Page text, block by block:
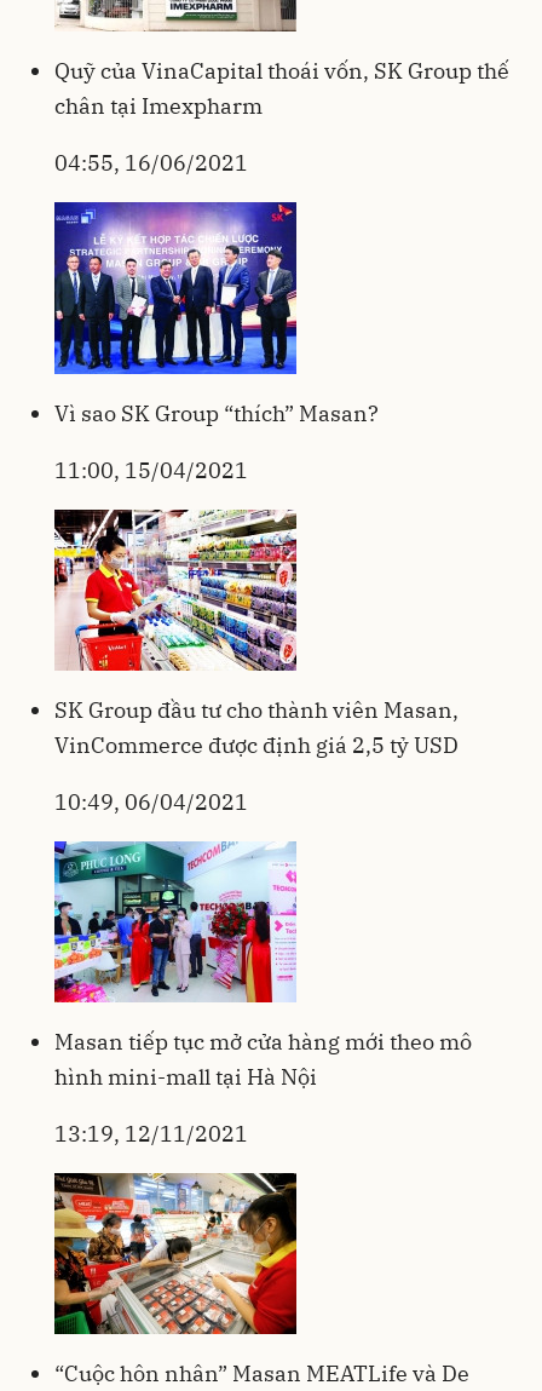
Quỹ của VinaCapital thoái vốn, SK Group thế
chân tại Imexpharm
04:55, 16/06/2021
Vì sao SK Group “thích” Masan?
11:00, 15/04/2021
SK Group đầu tư cho thành viên Masan,
VinCommerce được định giá 2,5 tỷ USD
10:49, 06/04/2021
Masan tiếp tục mở cửa hàng mới theo mô
hình mini-mall tại Hà Nội
13:19, 12/11/2021
“Cuộc hôn nhân” Masan MEATLife và De